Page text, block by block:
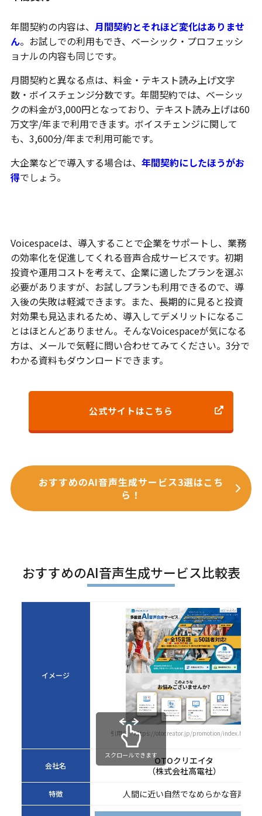
年間契約の内容は、 月間契約とそれほど変化はありませ
ん。お試しでの利用もでき、ベーシック・プロフェッシ
ョナルの内容も同じです。
月間契約と異なる点は、料金・テキスト読み上げ文字
数・ボイスチェンジ分数です。年間契約では、ベーシッ
クの料金が3,000円となっており、テキスト読み上げは60
万文字/年まで利用できます。ボイスチェンジに関して
も、3,600分/年まで利用可能です。
大企業などで導入する場合は、 年間契約にしたほうがお
得でしょう。
Voicespaceは、導入することで企業をサポートし、業務
の効率化を促進してくれる音声合成サービスです。初期
投資や運用コストを考えて、企業に適したプランを選ぶ
必要がありますが、お試しプランも利用できるので、導
入後の失敗は軽減できます。また、長期的に見ると投資
対効果も見込まれるため、導入してデメリットになるこ
とはほとんどありません。そんなVoicespaceが気になる
方は、メールで気軽に問い合わせてみてください。3分で
わかる資料もダウンロードできます。
公式サイトはこちら
おすすめのAI音声生成サービス3選はこち
ら！
おすすめのAI音声生成サービス比較表
イメージ
引用元：https://otocreator.jp/promotion/index.html
会社名
OTOクリエイタ
（株式会社高電社）
特徴 人間に近い自然でなめらかな音声
スクロールできます